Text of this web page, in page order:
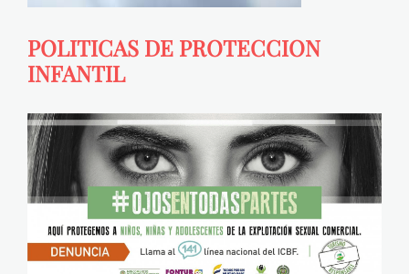
POLITICAS DE PROTECCION
INFANTIL